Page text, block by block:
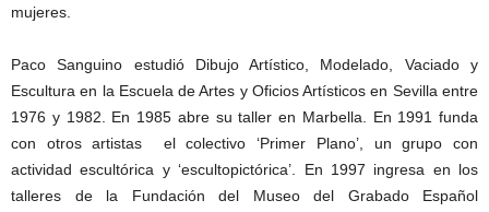
mujeres.
Paco Sanguino estudió Dibujo Artístico, Modelado, Vaciado y
Escultura en la Escuela de Artes y Oficios Artísticos en Sevilla entre
1976 y 1982. En 1985 abre su taller en Marbella. En 1991 funda
con otros artistas el colectivo ‘Primer Plano’, un grupo con
actividad escultórica y ‘escultopictórica’. En 1997 ingresa en los
talleres de la Fundación del Museo del Grabado Español